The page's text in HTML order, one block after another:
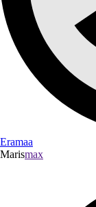
Eramaa
Marismax